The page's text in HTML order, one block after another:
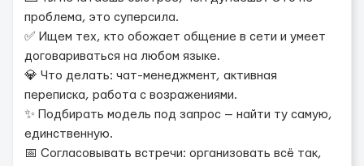
проблема, это суперсила.
✅ Ищем тех, кто обожает общение в сети и умеет
договариваться на любом языке.
💎 Что делать: чат-менеджмент, активная
переписка, работа с возражениями.
✨ Подбирать модель под запрос — найти ту самую,
единственную.
📅 Согласовывать встречи: организовать всё так,